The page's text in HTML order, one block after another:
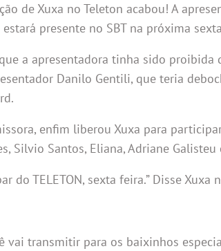
de Xuxa no Teleton acabou! A
presente no SBT na próxima
a apresentadora tinha sido proibida
Danilo Gentili, que teria
enfim liberou Xuxa para
Silvio Santos, Eliana, Adriane
do TELETON, sexta feira.” Disse Xuxa
transmitir para os baixinhos